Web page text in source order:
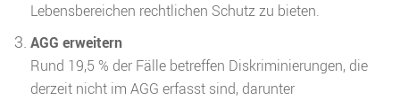
Lebensbereichen rechtlichen Schutz zu bieten.
AGG erweitern
Rund 19,5 % der Fälle betreffen Diskriminierungen, die
derzeit nicht im AGG erfasst sind, darunter